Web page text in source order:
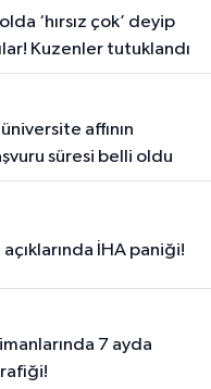
Kuzenler tutuklandı
süresi belli oldu
açıklarında İHA paniği!